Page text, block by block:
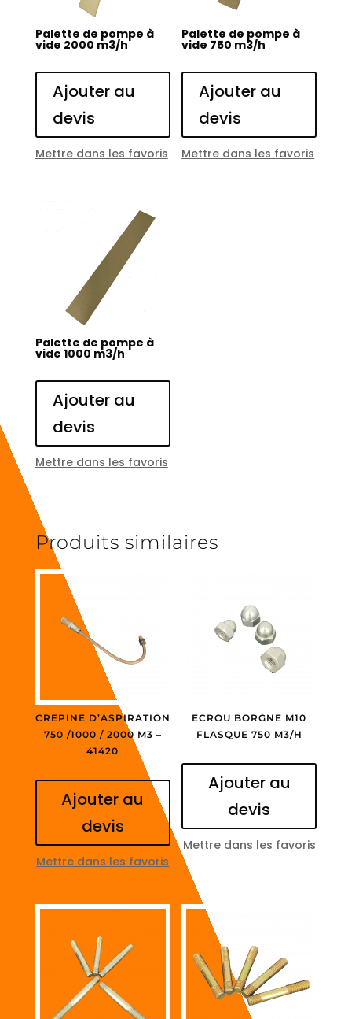
Palette de pompe à
vide 2000 m3/h
Ajouter au
devis
Mettre dans les favoris
Palette de pompe à
vide 750 m3/h
Ajouter au
devis
Mettre dans les favoris
Palette de pompe à
vide 1000 m3/h
Ajouter au
devis
Mettre dans les favoris
Produits similaires
CREPINE D’ASPIRATION
750 /1000 / 2000 M3 –
41420
Ajouter au
devis
Mettre dans les favoris
ECROU BORGNE M10
FLASQUE 750 M3/H
Ajouter au
devis
Mettre dans les favoris